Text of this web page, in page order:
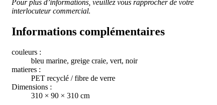
Pour plus d’informations, veuillez vous rapprocher de votre
interlocuteur commercial.
Informations complémentaires
couleurs :
bleu marine, greige craie, vert, noir
matieres :
PET recyclé / fibre de verre
Dimensions :
310 × 90 × 310 cm